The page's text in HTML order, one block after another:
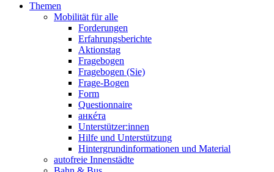
Themen
Mobilität für alle
Forderungen
Erfahrungsberichte
Aktionstag
Fragebogen
Fragebogen (Sie)
Frage-Bogen
Form
Questionnaire
анкéта
Unterstützer:innen
Hilfe und Unterstützung
Hintergrundinformationen und Material
autofreie Innenstädte